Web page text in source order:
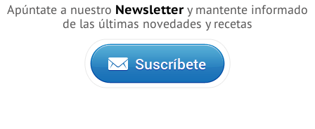
Apúntate a nuestro Newslettery mantente informado
de las últimas novedades y recetas